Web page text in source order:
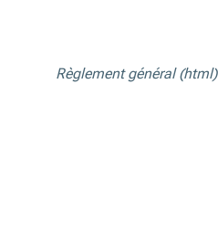
Règlement général (html)